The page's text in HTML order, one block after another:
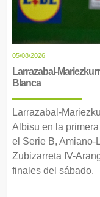
05/08/2026
Larrazabal-
Blanca
Larrazabal-
Albisu en la
el Serie B, Amiano-
Zubizarreta IV-
finales del sábado.